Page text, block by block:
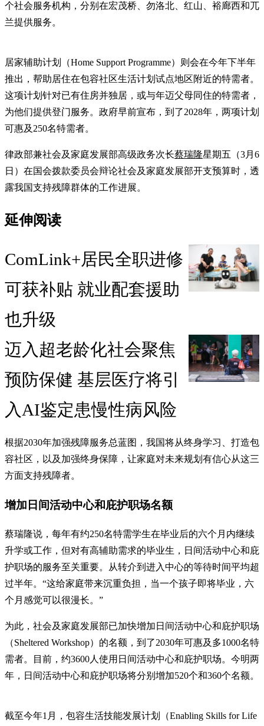
个社会服务机构，分别在宏茂桥、勿洛北、红山、裕廊西和兀
兰提供服务。
居家辅助计划（Home Support Programme）则会在今年下半年
推出，帮助居住在包容社区生活计划试点地区附近的特需者。
这项计划针对已有住房并独居，或与年迈父母同住的特需者，
为他们提供登门服务。政府早前宣布，到了2028年，两项计划
可惠及250名特需者。
律政部兼社会及家庭发展部高级政务次长蔡瑞隆星期五（3月6
日）在国会拨款委员会辩论社会及家庭发展部开支预算时，透
露我国支持残障群体的工作进展。
延伸阅读
ComLink+居民全职进修
可获补贴 就业配套援助
也升级
迈入超老龄化社会聚焦
预防保健 基层医疗将引
入AI鉴定患慢性病风险
根据2030年加强残障服务总蓝图，我国将从终身学习、打造包
容社区，以及加强终身保障，让家庭对未来规划有信心从这三
方面支持残障者。
增加日间活动中心和庇护职场名额
蔡瑞隆说，每年有约250名特需学生在毕业后的六个月内继续
升学或工作，但对有高辅助需求的毕业生，日间活动中心和庇
护职场的服务至关重要。从转介到进入中心的等待时间平均超
过半年。“这给家庭带来沉重负担，当一个孩子即将毕业，六
个月感觉可以很漫长。”
为此，社会及家庭发展部已加快增加日间活动中心和庇护职场
（Sheltered Workshop）的名额，到了2030年可惠及多1000名特
需者。目前，约3600人使用日间活动中心和庇护职场。今明两
年，日间活动中心和庇护职场将分别增加520个和360个名额。
截至今年1月，包容生活技能发展计划（Enabling Skills for Life